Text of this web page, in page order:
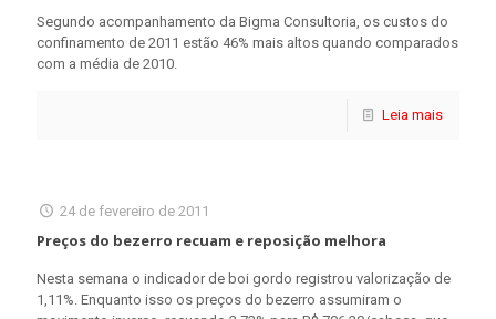
Segundo acompanhamento da Bigma Consultoria, os custos do
confinamento de 2011 estão 46% mais altos quando comparados
com a média de 2010.
Leia mais
24 de fevereiro de 2011
Preços do bezerro recuam e reposição melhora
Nesta semana o indicador de boi gordo registrou valorização de
1,11%. Enquanto isso os preços do bezerro assumiram o